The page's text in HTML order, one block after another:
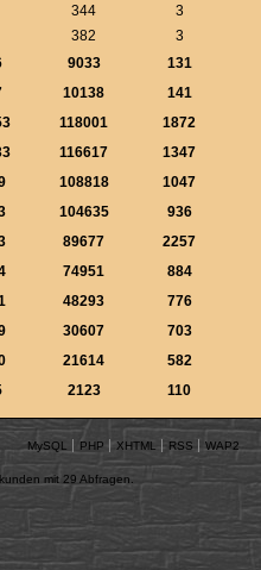
344
3
382
3
9033
131
10138
141
118001
1872
116617
1347
108818
1047
104635
936
89677
2257
74951
884
48293
776
30607
703
21614
582
2123 110
MySQL PHP XHTML RSS WAP2
mit 29 Abfragen.